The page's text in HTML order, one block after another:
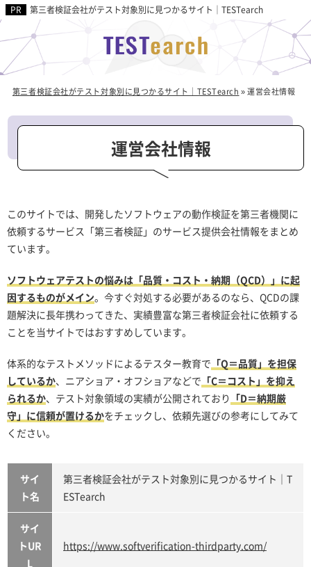
第三者検証会社がテスト対象別に見つかるサイト｜TESTearch
第三者検証会社がテスト対象別に見つかるサイト｜TESTearch »運営会社情報
運営会社情報
このサイトでは、開発したソフトウェアの動作検証を第三者機関に
依頼するサービス「第三者検証」のサービス提供会社情報をまとめ
ています。
ソフトウェアテストの悩みは「品質・コスト・納期（QCD）」に起
因するものがメイン。今すぐ対処する必要があるのなら、QCDの課
題解決に長年携わってきた、実績豊富な第三者検証会社に依頼する
ことを当サイトではおすすめしています。
体系的なテストメソッドによるテスター教育で 「Q＝品質」を担保
しているか、ニアショア・オフショアなどで 「C＝コスト」を抑え
られるか、テスト対象領域の実績が公開されており 「D＝納期厳
守」に信頼が置けるかをチェックし、依頼先選びの参考にしてみて
ください。
サイ
ト名
第三者検証会社がテスト対象別に見つかるサイト｜T
ESTearch
サイ
トUR
L
https://www.softverification-thirdparty.com/